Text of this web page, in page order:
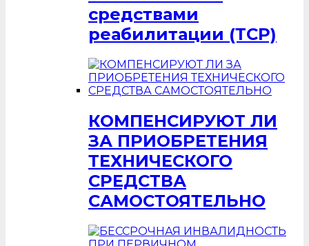
средствами
реабилитации (ТСР)
КОМПЕНСИРУЮТ ЛИ
ЗА ПРИОБРЕТЕНИЯ
ТЕХНИЧЕСКОГО
СРЕДСТВА
САМОСТОЯТЕЛЬНО